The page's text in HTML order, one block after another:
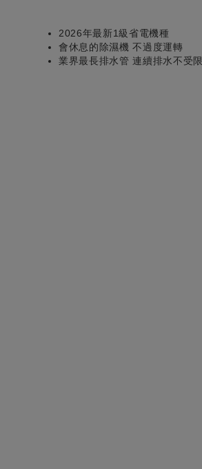
2026年最新1級省電機種
會休息的除濕機 不過度運轉
業界最長排水管 連續排水不受限